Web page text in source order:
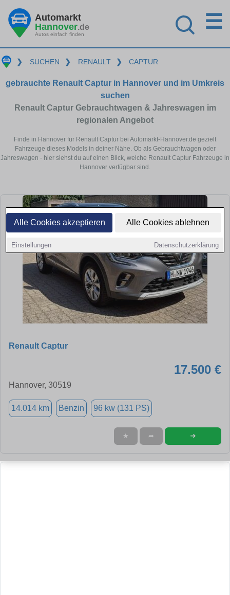
Alle Cookies akzeptieren Alle Cookies ablehnen
Einstellungen Datenschutzerklärung
Automarkt
Hannover.de
Autos einfach finden
☰
❯ SUCHEN ❯ RENAULT ❯ CAPTUR
gebrauchte Renault Captur in Hannover und im Umkreis
suchen
Renault Captur Gebrauchtwagen & Jahreswagen im
regionalen Angebot
Finde in Hannover für Renault Captur bei Automarkt-Hannover.de gezielt
Fahrzeuge dieses Models in deiner Nähe. Ob als Gebrauchtwagen oder
Jahreswagen - hier siehst du auf einen Blick, welche Renault Captur Fahrzeuge in
Hannover verfügbar sind.
Renault Captur
17.500 €
Hannover, 30519
14.014 km Benzin 96 kw (131 PS)
★ ➦ ➜